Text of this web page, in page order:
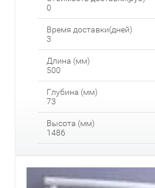
0
Время доставки(дней)
3
Длина (мм)
500
Глубина (мм)
73
Высота (мм)
1486